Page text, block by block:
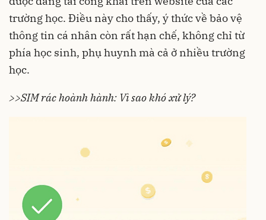
trường học. Điều này cho thấy, ý thức về bảo vệ
thông tin cá nhân còn rất hạn chế, không chỉ từ
phía học sinh, phụ huynh mà cả ở nhiều trường
học.
>>SIM rác hoành hành: Vì sao khó xử lý?